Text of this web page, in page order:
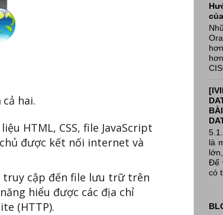
hai.
HTML, CSS, file JavaScript
được kết nối internet và
truy cập đến file lưu trữ trên
hiểu được các địa chỉ
(HTTP).
là
Để
có